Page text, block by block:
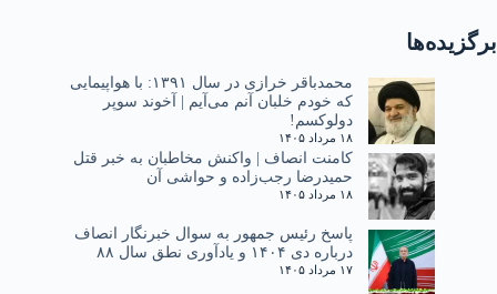
برگزیده‌ها
محمدباقر خرازی در سال ۱۳۹۱: با هواپیمایی
که خودم خلبان آنم می‌آیم | آخوند سوپر
دولوکسم!
۱۸ مرداد ۱۴۰۵
کامنت انصاف | واکنش مخاطبان به خبر قتل
حمیدرضا رجب‌زاده و حواشی آن
۱۸ مرداد ۱۴۰۵
پاسخ رئیس جمهور به سوال خبرنگار انصاف
درباره دی ۱۴۰۴ و یادآوری نطق سال ۸۸
۱۷ مرداد ۱۴۰۵